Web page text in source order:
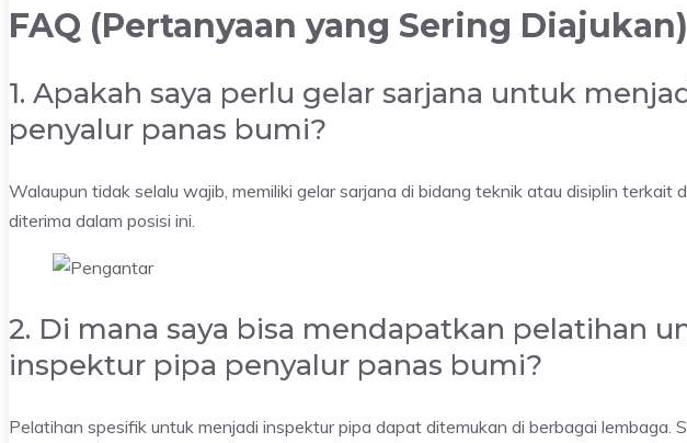
FAQ (Pertanyaan yang Sering Diajukan)
1. Apakah saya perlu gelar sarjana untuk
penyalur panas bumi?
Walaupun tidak selalu wajib, memiliki gelar sarjana di bidang teknik atau disiplin
diterima dalam posisi ini.
2. Di mana saya bisa mendapatkan pelatihan
inspektur pipa penyalur panas bumi?
Pelatihan spesifik untuk menjadi inspektur pipa dapat ditemukan di berbagai lembaga.